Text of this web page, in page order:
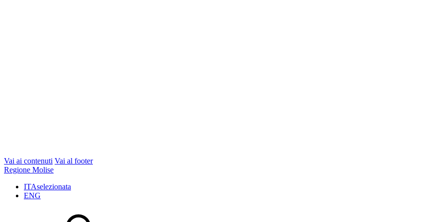
Vai ai contenuti Vai al footer
Regione Molise
ITAselezionata
ENG